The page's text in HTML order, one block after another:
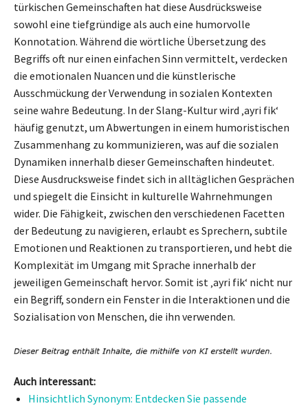
türkischen Gemeinschaften hat diese Ausdrücksweise
sowohl eine tiefgründige als auch eine humorvolle
Konnotation. Während die wörtliche Übersetzung des
Begriffs oft nur einen einfachen Sinn vermittelt, verdecken
die emotionalen Nuancen und die künstlerische
Ausschmückung der Verwendung in sozialen Kontexten
seine wahre Bedeutung. In der Slang-Kultur wird ‚ayri fik‘
häufig genutzt, um Abwertungen in einem humoristischen
Zusammenhang zu kommunizieren, was auf die sozialen
Dynamiken innerhalb dieser Gemeinschaften hindeutet.
Diese Ausdrucksweise findet sich in alltäglichen Gesprächen
und spiegelt die Einsicht in kulturelle Wahrnehmungen
wider. Die Fähigkeit, zwischen den verschiedenen Facetten
der Bedeutung zu navigieren, erlaubt es Sprechern, subtile
Emotionen und Reaktionen zu transportieren, und hebt die
Komplexität im Umgang mit Sprache innerhalb der
jeweiligen Gemeinschaft hervor. Somit ist ‚ayri fik‘ nicht nur
ein Begriff, sondern ein Fenster in die Interaktionen und die
Sozialisation von Menschen, die ihn verwenden.
Auch interessant:
Hinsichtlich Synonym: Entdecken Sie passende